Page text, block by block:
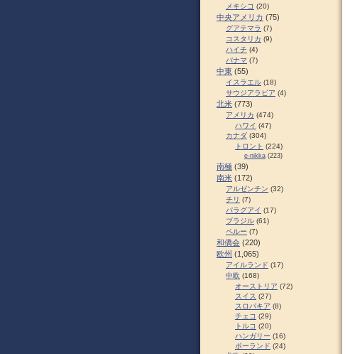
メキシコ (20)
中央アメリカ (75)
グアテマラ (7)
コスタリカ (9)
ハイチ (4)
パナマ (7)
中東 (55)
イスラエル (18)
サウジアラビア (4)
北米 (773)
アメリカ (474)
ハワイ (47)
カナダ (304)
トロント (224)
e-nikka (223)
南極 (39)
南米 (172)
アルゼンチン (32)
チリ (7)
パラグアイ (17)
ブラジル (61)
ペルー (7)
和僑会 (220)
欧州 (1,065)
アイルランド (17)
中欧 (168)
オーストリア (72)
スイス (27)
スロパキア (8)
チェコ (29)
トルコ (20)
ハンガリー (16)
ポーランド (24)